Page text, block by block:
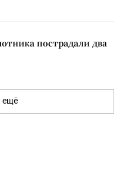
пострадали два
ещё